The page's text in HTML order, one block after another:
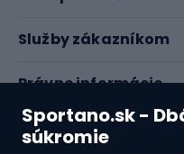
Sportano.sk -
súkromie
Služby zákazníkom
Právne informácie
O nás